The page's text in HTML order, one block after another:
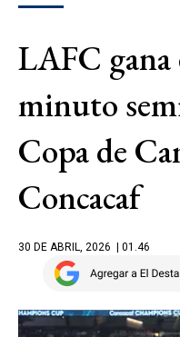
LAFC
minuto
Copa de
Concacaf
30 DE ABRIL, 2026 | 01.46